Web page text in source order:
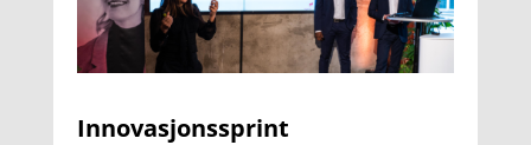
Innovasjonssprint